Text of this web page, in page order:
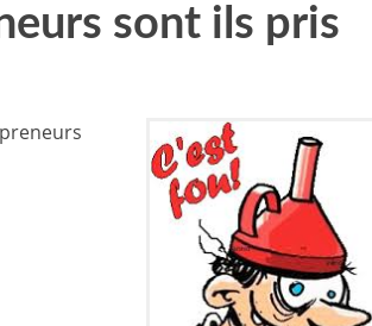
sont ils pris